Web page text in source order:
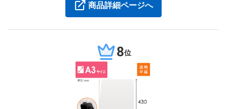
商品詳細ページへ
8位